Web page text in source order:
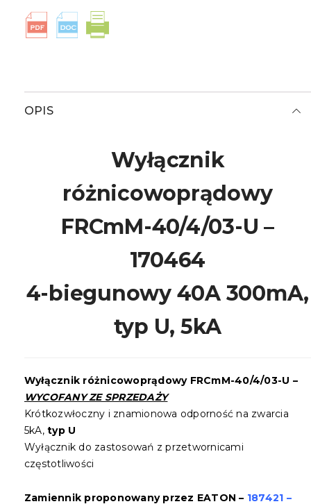
OPIS
Wyłącznik
różnicowoprądowy
FRCmM-40/4/03-U –
170464
4-biegunowy 40A 300mA,
typ U, 5kA
Wyłącznik różnicowoprądowy FRCmM-40/4/03-U –
WYCOFANY ZE SPRZEDAŻY
Krótkozwłoczny i znamionowa odporność na zwarcia
5kA,typ U
Wyłącznik do zastosowań z przetwornicami
częstotliwości
Zamiennik proponowany przez EATON – 187421 –